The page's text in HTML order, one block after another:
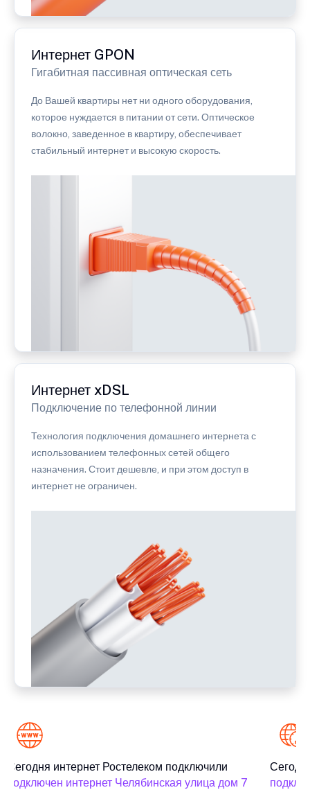
Интернет GPON
Гигабитная пассивная оптическая сеть
До Вашей квартиры нет ни одного оборудования,
которое нуждается в питании от сети. Оптическое
волокно, заведенное в квартиру, обеспечивает
стабильный интернет и высокую скорость.
Интернет xDSL
Подключение по телефонной линии
Технология подключения домашнего интернета с
использованием телефонных сетей общего
назначения. Стоит дешевле, и при этом доступ в
интернет не ограничен.
Сегодня интернет Ростелеком подключили
подключен интернет Челябинская улица дом 7